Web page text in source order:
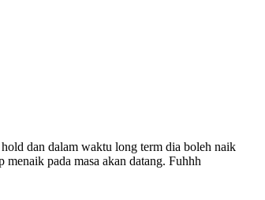
dan dalam waktu long term dia boleh naik
pada masa akan datang. Fuhhh